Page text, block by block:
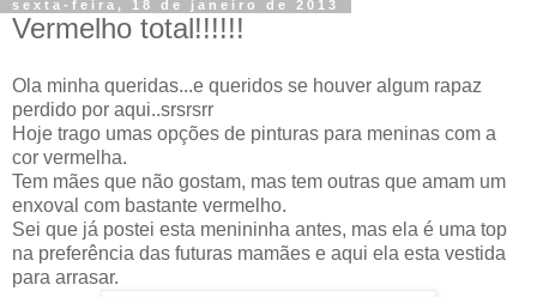
sexta-feira, 18 de janeiro de 2013
Vermelho total!!!!!!
Ola minha queridas...e queridos se houver algum rapaz
perdido por aqui..srsrsrr
Hoje trago umas opções de pinturas para meninas com a
cor vermelha.
Tem mães que não gostam, mas tem outras que amam um
enxoval com bastante vermelho.
Sei que já postei esta menininha antes, mas ela é uma top
na preferência das futuras mamães e aqui ela esta vestida
para arrasar.